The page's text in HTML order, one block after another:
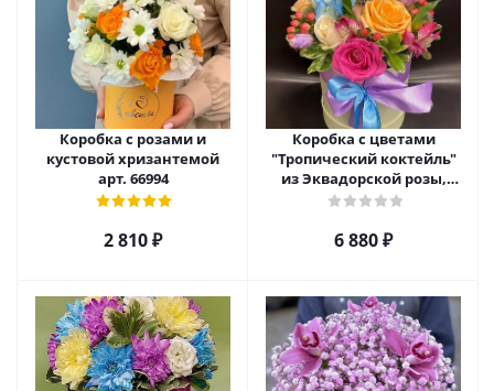
Коробка с розами и
кустовой хризантемой
арт. 66994
2 810₽
Коробка с цветами
"Тропический коктейль"
из Эквадорской розы,
эустомы, альстромерии
6 880₽